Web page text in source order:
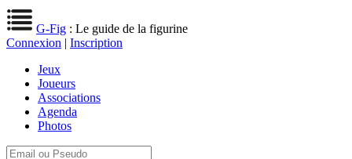
G-Fig : Le guide de la figurine
Connexion | Inscription
Jeux
Joueurs
Associations
Agenda
Photos